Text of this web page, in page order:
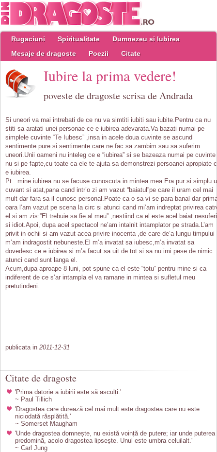
Rugaciuni Spiritualitate
Dumnezeu si Iubirea
Mesaje de dragoste
Poezii Citate
Iubire la prima vedere!
poveste de dragoste scrisa de Andrada
Si uneori va mai intrebati de ce nu va simtiti iubiti sau iubite.Pentru ca nu
stiti sa aratati unei personae ce e iubirea adevarata.Va bazati numai pe
simplele cuvinte “Te Iubesc” ,insa in acele doua cuvinte se ascund
sentimente pure si sentimente care ne fac sa zambim sau sa suferim
uneori.Unii oameni nu inteleg ce e “iubirea” si se bazeaza numai pe cuvinte
nu si pe fapte,cu toate ca ele te ajuta sa demonstrezi persoanei apropiate
e iubirea.
Pt . mine iubirea nu se facuse cunoscuta in mintea mea.Era pur si simplu
cuvant si atat,pana cand intr’o zi am vazut “baiatul”pe care il uram cel mai
mult dar fara sa il cunosc personal.Poate ca o sa vi se para banal dar
oara l’am vazut pe scena la circ si atunci cand mi’am indreptat privirea
el si am zis:”El trebuie sa fie al meu” ,nestiind ca el este acel baiat
si idiot.Apoi, dupa acel spectacol ne’am intalnit intamplator pe strada.L’am
privit in ochii si am vazut acea privire inocenta ,de care de’a lungu timpului
m’am indragostit nebuneste.El m’a invatat sa iubesc,m’a invatat sa
dovedesc ce e iubirea si m’a facut sa uit de tot si sa nu imi pese de nimic
atunci cand sunt langa el.
Acum,dupa aproape 8 luni, pot spune ca el este “totu” pentru mine si ca
indiferent de ce s’ar intampla el va ramane in mintea si sufletul meu
pretutindeni.
publicata in 2011-12-31
Citate de dragoste
'Prima datorie a iubirii este să asculți.'
~ Paul Tillich
'Dragostea care durează cel mai mult este dragostea care nu este
niciodată răsplătită.'
~ Somerset Maugham
'Unde dragostea domnește, nu există voință de putere; iar unde puterea
predomină, acolo dragostea lipsește. Unul este umbra celuilalt.'
~ Carl Jung